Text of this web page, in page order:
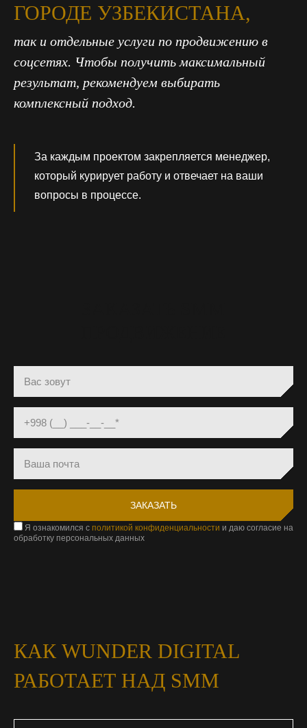
ГОРОДЕ УЗБЕКИСТАНА,
так и отдельные услуги по продвижению в
соцсетях. Чтобы получить максимальный
результат, рекомендуем выбирать
комплексный подход.
За каждым проектом закрепляется менеджер,
который курирует работу и отвечает на ваши
вопросы в процессе.
Я ознакомился с политикой конфиденциальности и даю согласие на
обработку персональных данных
КАК WUNDER DIGITAL
РАБОТАЕТ НАД SMM